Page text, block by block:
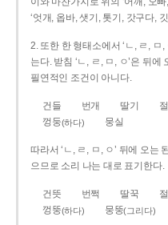
‘엇개, 옵바, 샛기, 톳기, 갓구다,
2. 또한 한 형태소에서 ‘ㄴ, ㄹ, ㅁ
는다. 받침 ‘ㄴ, ㄹ, ㅁ, ㅇ’은 뒤
필연적인 조건이 아니다.
건들 번개 딸기
껑둥(하다) 뭉실
따라서 ‘ㄴ, ㄹ, ㅁ, ㅇ’ 뒤에 오는
으므로 소리 나는 대로 표기한다.
건뜻 번쩍 딸꾹
껑뚱(하다) 뭉뚱(그리다)